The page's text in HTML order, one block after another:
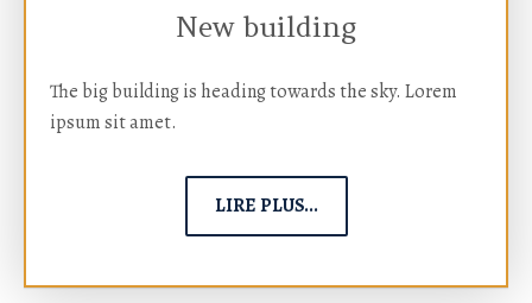
New building
The big building is heading towards the sky. Lorem
ipsum sit amet.
LIRE PLUS...